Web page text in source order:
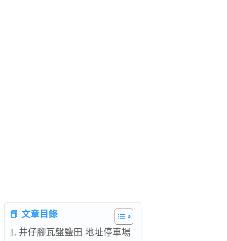
📕 文章目錄
井仔腳瓦盤鹽田 地址停車場